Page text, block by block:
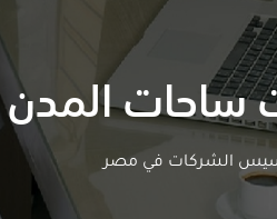
ساحات المدن
الشركات في مصر